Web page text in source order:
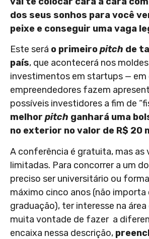
dos seus sonhos para você
peixe e conseguir uma vaga
Este será o primeiropitch de
país, que acontecerá nos
investimentos em startups — em
empreendedores fazem
possíveis investidores a fim de
melhor pitch ganhará uma
no exterior no valor de R$ 20
A conferência é gratuita, mas as
limitadas. Para concorrer a um
preciso ser universitário ou
máximo cinco anos (não importa
graduação), ter interesse na
muita vontade de fazer a
encaixa nessa descrição,